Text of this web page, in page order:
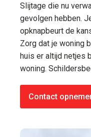
Slijtage die nu
gevolgen hebben.
opknapbeurt de
Zorg dat je woning
huis er altijd netjes
woning.
Contact